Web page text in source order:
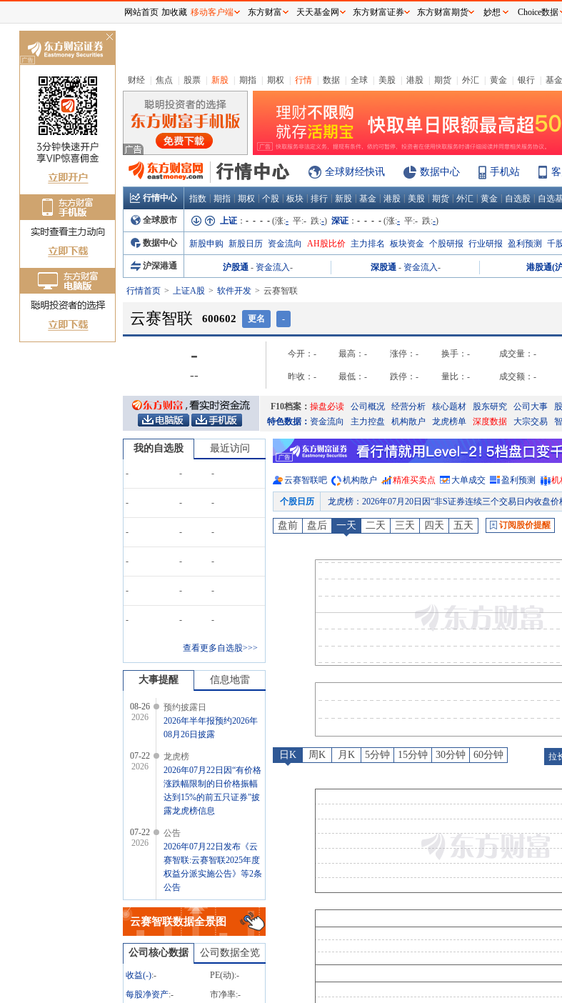
财经 焦点 股票 新股 期指 期权 行情 数据 全球 美股 港股 期货 外汇 黄金 银行 基金
全球财经快讯 数据中心 手机站
行情中心 指数 期指 期权 个股 板块 排行 新股 基金 港股 美股 期货 外汇 黄金 自选股 自选
全球股市 上证 ： - - - - (涨:- 平:- 跌:-) 深证 ： - - - - (涨:- 平:- 跌:-)
数据中心 新股申购 新股日历 资金流向 AH股比价 主力排名 板块资金 个股研报 行业研报 盈利预测 千
沪深港通 沪股通 - 资金流入- 深股通 - 资金流入- 港股通(
行情首页 上证A股 软件开发 云赛智联
云赛智联 600602 更名 -
-
--
今开： - 最高： - 涨停： - 换手： - 成交量： -
昨收： - 最低： - 跌停： - 量比： - 成交额： -
F10档案： 操盘必读 公司概况 经营分析 核心题材 股东研究 公司大事
特色数据： 资金流向 主力控盘 机构散户 龙虎榜单 深度数据 大宗交易
我的自选股 最近访问
- - -
- - -
- - -
- - -
- - -
- - -
查看更多自选股>>>
大事提醒 信息地雷
08-26
2026
预约披露日
2026年半年报预约2026年
08月26日披露
07-22
2026
龙虎榜
2026年07月22日因“有价格
涨跌幅限制的日价格振幅
达到15%的前五只证券”披
露龙虎榜信息
07-22
2026
公告
2026年07月22日发布《云
赛智联:云赛智联2025年度
权益分派实施公告》等2条
公告
07-22
2026
分红
2026年07月22日公布2025
年年报分红，股权登记
日：2026年07月27日；除
权除息日：2026年07月28
日；分配方案：10派0.43元
(含税,扣税后0.387元)[正式]
云赛智联数据全景图
公司核心数据 公司数据全览
收益(-):- PE(动):-
每股净资产:- 市净率:-
云赛智联吧 机构散户 精准买卖点 大单成交 盈利预测 机
个股日历 龙虎榜 ： 2026年07月20日因“非S证券连续三个交易日内收盘价格涨幅偏离值累
公告：2026年06月24日发布《云赛智联:云赛智联关于职工董事
并购重组
为响应国家及上海市战略部署,聚焦人工智能引领的核心主业发展,构筑上海市人工智能产业发展新生态,公司拟在重点领域开展前瞻性战略布局。为此,公司计划借助专业投资机构的行业资源与投资优势,以有限合伙人身份参与共同投资设立"上海仪电智算产业生态基金(有限合伙)"(最终名称以工商登记为准)。本基金总规模为10.02亿元,由有限合伙人云赛智联、上海埃迪希科技服务有限公司、华鑫置业(集团)有限公司、嘉兴磐数股权投资合伙企业(有限合伙)、上海国投先导人工智能私募投资
股东大会：于2026-06-23召开2025年年度股东大会
预约披露日：2026年半年报预约2026年08月26日披露
龙虎榜：2026年07月22日因“有价格涨跌幅限制的日价格振幅达到15%的
公告：2026年07月22日发布《云赛智联:云赛智联2025年度权
公告：2026年07月21日发布《云赛智联:云赛智联股票交易异
盘前 盘后 一天 二天 三天 四天 五天 订阅股价提醒
日K 周K 月K 5分钟 15分钟 30分钟 60分钟 拉
网站首页 加收藏 移动客户端 东方财富 天天基金网 东方财富证券 东方财富期货 妙想 Choice数据